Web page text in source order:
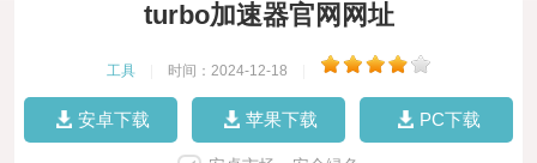
turbo加速器官网网址
工具 时间：2024-12-18
安卓下载 苹果下载 PC下载